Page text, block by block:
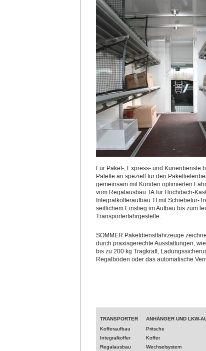
Für Paket-, Express- und Kurierdienste
Palette an speziell für den
gemeinsam mit Kunden optimierten
vom Regalausbau TA für Hochdach-
Integralkofferaufbau TI mit Schiebetür-
seitlichem Einstieg im Aufbau bis zum
Transporterfahrgestelle.
SOMMER Paketdienstfahrzeuge
durch praxisgerechte Ausstattungen,
bis zu 200 kg Tragkraft,
Regalböden oder das automatische
TRANSPORTER
Kofferaufbau
Integralkoffer
Regalausbau
ANHÄNGER UND LKW-
Pritsche
Koffer
Wechselsystem